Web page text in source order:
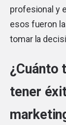
profesional y
esos fueron
tomar la
¿Cuánto
tener